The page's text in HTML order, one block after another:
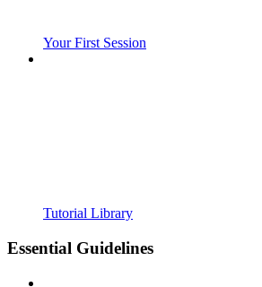
Your First Session
Tutorial Library
Essential Guidelines